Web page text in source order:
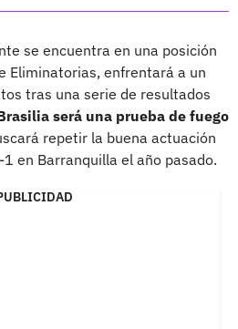
se encuentra en una posición
Eliminatorias, enfrentará a un
tras una serie de resultados
será una prueba de fuego
repetir la buena actuación
en Barranquilla el año pasado.